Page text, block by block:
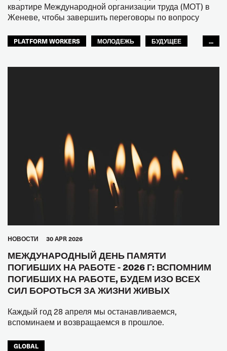
квартире Международной организации труда (МОТ) в
Женеве, чтобы завершить переговоры по вопросу
PLATFORM WORKERS МОЛОДЕЖЬ
БУДУЩЕЕ
...
HОВОСТИ 30 APR 2026
МЕЖДУНАРОДНЫЙ ДЕНЬ ПАМЯТИ
ПОГИБШИХ НА РАБОТЕ - 2026 Г: ВСПОМНИМ
ПОГИБШИХ НА РАБОТЕ, БУДЕМ ИЗО ВСЕХ
СИЛ БОРОТЬСЯ ЗА ЖИЗНИ ЖИВЫХ
Каждый год 28 апреля мы останавливаемся,
вспоминаем и возвращаемся в прошлое.
GLOBAL